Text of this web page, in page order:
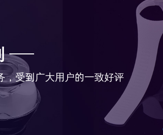
，受到广大用户的一致好评